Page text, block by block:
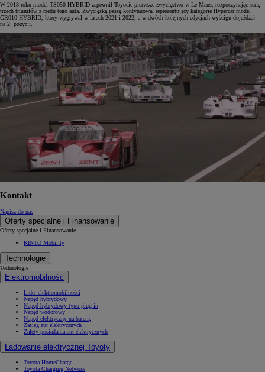
W 2018 roku model TS050 HYBRID zapewnił Toyocie pierwsze zwycięstwo w Le Mans, rozpoczynając serię
trzech triumfów z rzędu tego auta. Zwycięską passę kontynuował reprezentujący kategorię Hypercar model
GR010 HYBRID, który wygrywał w latach 2021 i 2022, a w dwóch kolejnych edycjach wyścigu dojeżdżał
na 2. pozycji.
Kontakt
Napisz do nas
Oferty specjalne i Finansowanie
Oferty specjalne i Finansowanie
KINTO Mobility
Technologie
Technologie
Elektromobilność
Lider elektromobilności
Napęd hybrydowy
Napęd hybrydowy typu plug-in
Napęd wodorowy
Napęd elektryczny na baterię
Zasięg aut elektrycznych
Zalety posiadania aut elektrycznych
Ładowanie elektrycznej Toyoty
Toyota HomeCharge
Toyota Charging Network